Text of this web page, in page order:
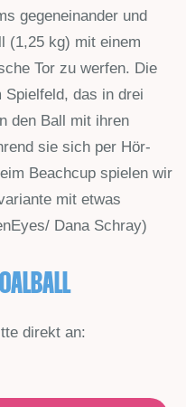
gegeneinander und
(1,25 kg) mit einem
Tor zu werfen. Die
Spielfeld, das in drei
den Ball mit ihren
sie sich per Hör-
Beachcup spielen wir
mit etwas
Dana Schray)
direkt an: